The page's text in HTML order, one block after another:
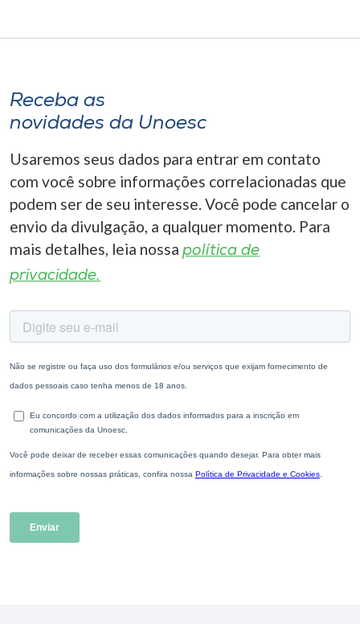
Receba as
novidades da Unoesc
Usaremos seus dados para entrar em contato
com você sobre informações correlacionadas que
podem ser de seu interesse. Você pode cancelar o
envio da divulgação, a qualquer momento. Para
mais detalhes, leia nossa política de
privacidade.